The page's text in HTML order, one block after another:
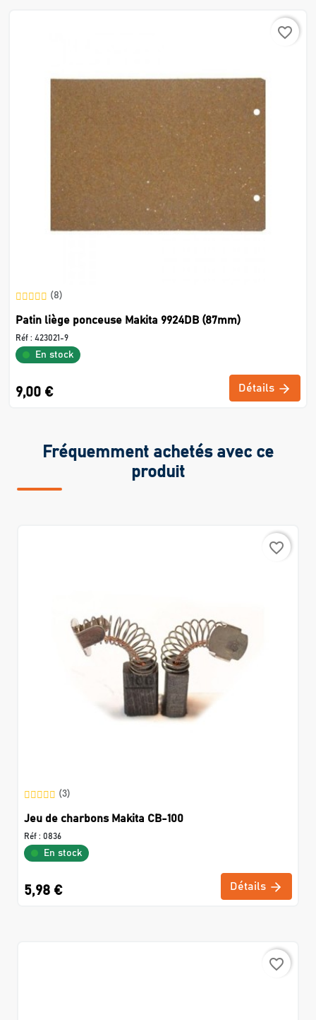
favorite_border
(8)
Patin liège ponceuse Makita 9924DB (87mm)
Réf : 423021-9
En stock
9,00 € Détails
Fréquemment achetés avec ce
produit
favorite_border
(3)
Jeu de charbons Makita CB-100
Réf : 0836
En stock
5,98 € Détails
favorite_border